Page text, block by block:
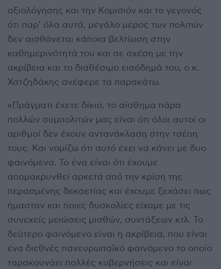
αξιολόγησης και την Κομισιόν και το γεγονός
ότι παρ’ όλα αυτά, μεγάλο μέρος των πολιτών
δεν αισθάνεται κάποια βελτίωση στην
καθημερινότητά του και σε σχέση με την
ακρίβεια και το διαθέσιμο εισόδημά του, ο κ.
Χατζηδάκης ανέφερε τα παρακάτω.
«Πράγματι έχετε δίκιο, το αίσθημα πάρα
πολλών συμπολιτών μας είναι ότι όλοι αυτοί οι
αριθμοί δεν έχουν αντανάκλαση στην τσέπη
τους. Και νομίζω ότι αυτό έχει να κάνει με δυο
φαινόμενα. Το ένα είναι ότι έχουμε
απομακρυνθεί αρκετά από την κρίση της
περασμένης δεκαετίας και έχουμε ξεχάσει πως
ήμασταν και ποιες δυσκολίες είχαμε με τις
συνεχείς μειώσεις μισθών, συντάξεων κτλ. Το
δεύτερο φαινόμενο είναι η ακρίβεια, που είναι
ένα διεθνές πανευρωπαϊκό φαινόμενο το οποίο
ταρακουνάει πολλές κυβερνήσεις και είναι